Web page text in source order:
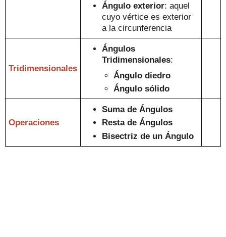
Ángulo exterior:aquel
cuyo vértice es exterior
a la circunferencia
Tridimensionales
Ángulos
Tridimensionales:
Ángulo diedro
Ángulo sólido
Operaciones
Suma de Ángulos
Resta de Ángulos
Bisectriz de un Ángulo